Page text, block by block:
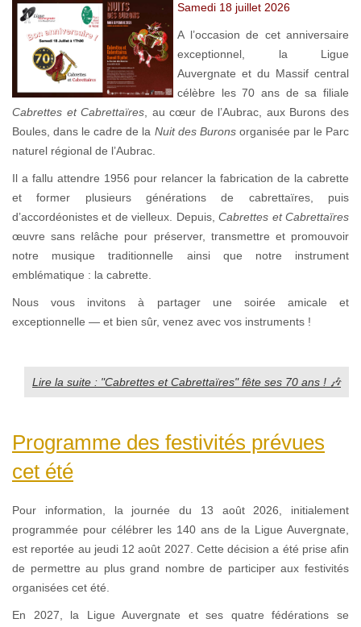
Samedi 18 juillet 2026
A l’occasion de cet anniversaire
exceptionnel, la Ligue
Auvergnate et du Massif central
célèbre les 70 ans de sa filiale
Cabrettes et Cabrettaïres, au cœur de l’Aubrac, aux Burons des
Boules, dans le cadre de la Nuit des Buronsorganisée par le Parc
naturel régional de l’Aubrac.
Il a fallu attendre 1956 pour relancer la fabrication de la cabrette
et former plusieurs générations de cabrettaïres, puis
d’accordéonistes et de vielleux. Depuis,Cabrettes et Cabrettaïres
œuvre sans relâche pour préserver, transmettre et promouvoir
notre musique traditionnelle ainsi que notre instrument
emblématique : la cabrette.
Nous vous invitons à partager une soirée amicale et
exceptionnelle — et bien sûr, venez avec vos instruments !
Lire la suite : "Cabrettes et Cabrettaïres" fête ses 70 ans ! 🎶
Programme des festivités prévues
cet été
Pour information, la journée du 13 août 2026, initialement
programmée pour célébrer les 140 ans de la Ligue Auvergnate,
est reportée au jeudi 12 août 2027. Cette décision a été prise afin
de permettre au plus grand nombre de participer aux festivités
organisées cet été.
En 2027, la Ligue Auvergnate et ses quatre fédérations se